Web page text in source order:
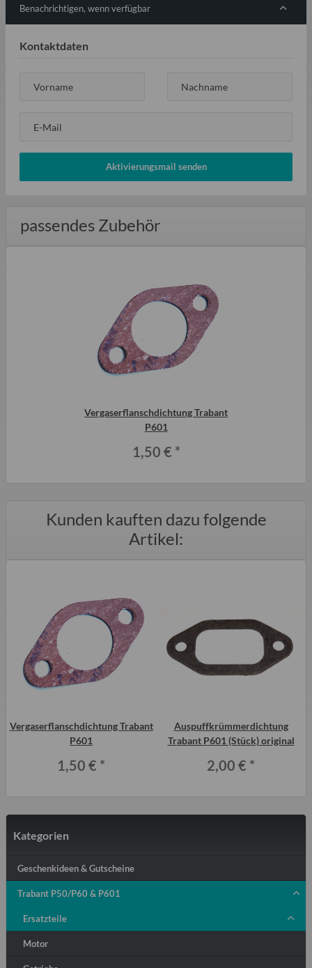
Benachrichtigen, wenn verfügbar
Kontaktdaten
Vorname Nachname
E-Mail
Aktivierungsmail senden
passendes Zubehör
Vergaserflanschdichtung Trabant
P601
1,50 € *
Kunden kauften dazu folgende
Artikel:
Vergaserflanschdichtung Trabant
P601
1,50 € *
Auspuffkrümmerdichtung
Trabant P601 (Stück) original
2,00 € *
Kategorien
Geschenkideen & Gutscheine
Trabant P50/P60 & P601
Ersatzteile
Motor